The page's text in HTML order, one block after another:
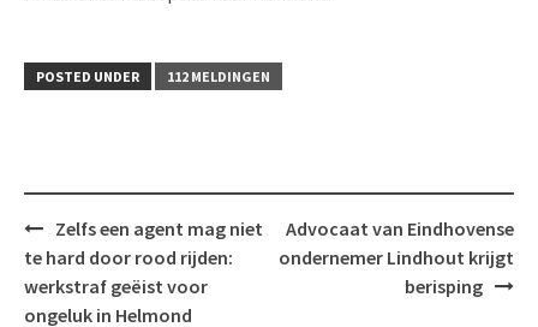
POSTED UNDER 112 MELDINGEN
Post
navigation
Zelfs een agent mag niet
te hard door rood rijden:
werkstraf geëist voor
ongeluk in Helmond
Advocaat van Eindhovense
ondernemer Lindhout krijgt
berisping